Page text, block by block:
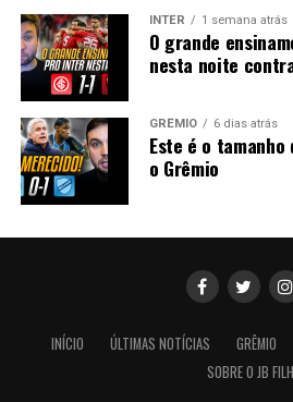
INTER 1 semana atrás
O grande
nesta noite
GRÊMIO 6 dias atrás
Este é o tamanho
o Grêmio
INÍCIO ÚLTIMAS NOTÍCIAS GRÊMIO
SOBRE O JB